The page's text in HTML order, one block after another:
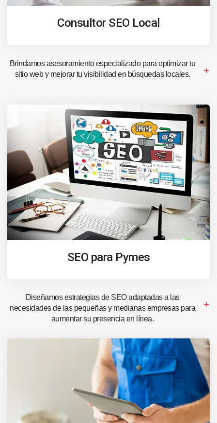
Consultor SEO Local
Brindamos asesoramiento especializado para optimizar tu
sitio web y mejorar tu visibilidad en búsquedas locales.
SEO para Pymes
Diseñamos estrategias de SEO adaptadas a las
necesidades de las pequeñas y medianas empresas para
aumentar su presencia en línea.